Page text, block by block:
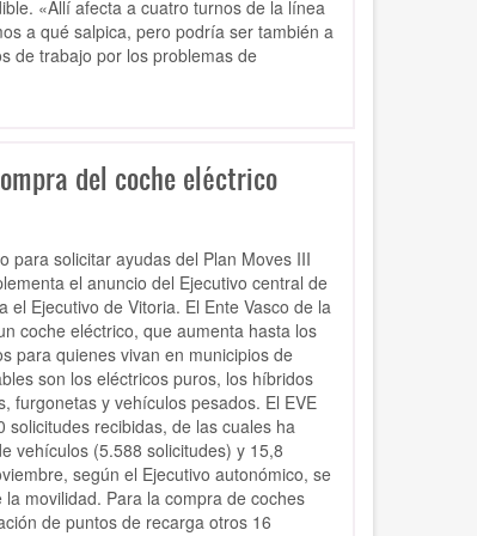
«Allí afecta a cuatro turnos de la línea
a qué salpica, pero podría ser también a
de trabajo por los problemas de
del coche eléctrico
para solicitar ayudas del Plan Moves III
el anuncio del Ejecutivo central de
Ejecutivo de Vitoria. El Ente Vasco de la
coche eléctrico, que aumenta hasta los
para quienes vivan en municipios de
son los eléctricos puros, los híbridos
furgonetas y vehículos pesados. El EVE
recibidas, de las cuales ha
vehículos (5.588 solicitudes) y 15,8
según el Ejecutivo autonómico, se
movilidad. Para la compra de coches
de puntos de recarga otros 16